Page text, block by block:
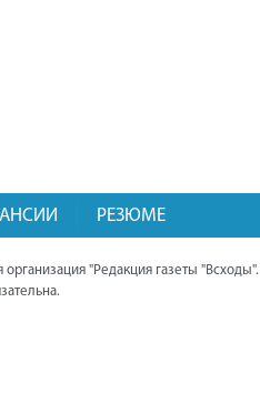
РЕЗЮМЕ
"Редакция газеты